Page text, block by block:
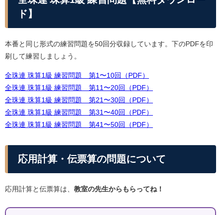
ド】
本番と同じ形式の練習問題を50回分収録しています。下のPDFを印
刷して練習しましょう。
全珠連 珠算1級 練習問題 第1〜10回（PDF）
全珠連 珠算1級 練習問題 第11〜20回（PDF）
全珠連 珠算1級 練習問題 第21〜30回（PDF）
全珠連 珠算1級 練習問題 第31〜40回（PDF）
全珠連 珠算1級 練習問題 第41〜50回（PDF）
応用計算・伝票算の問題について
応用計算と伝票算は、 教室の先生からもらってね！